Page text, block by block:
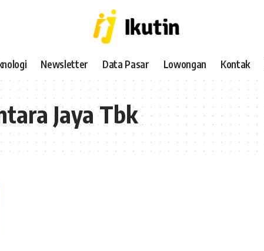
Newsletter Data Pasar Lowongan Kontak
Jaya Tbk